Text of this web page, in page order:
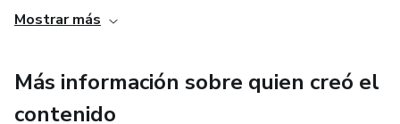
Ideal para Principiantes y Profesionales
Fomenta la Confianza Profesional
Mostrar más
Más información sobre quien creó el
contenido